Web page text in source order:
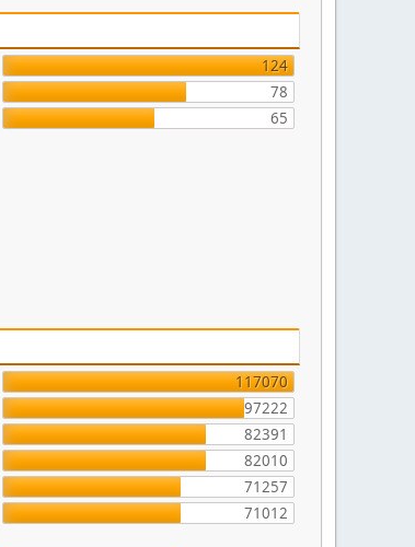
124
78
65
117070
97222
82391
82010
71257
71012